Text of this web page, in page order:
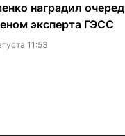
наградил
эксперта ГЭСС
11:53